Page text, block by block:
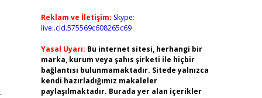
Reklam ve İletişim: Skype:
live:.cid.575569c608265c69
Yasal Uyarı: Bu internet sitesi, herhangi bir
marka, kurum veya şahıs şirketi ile hiçbir
bağlantısı bulunmamaktadır. Sitede yalnızca
kendi hazırladığımız makaleler
paylaşılmaktadır. Burada yer alan içerikler